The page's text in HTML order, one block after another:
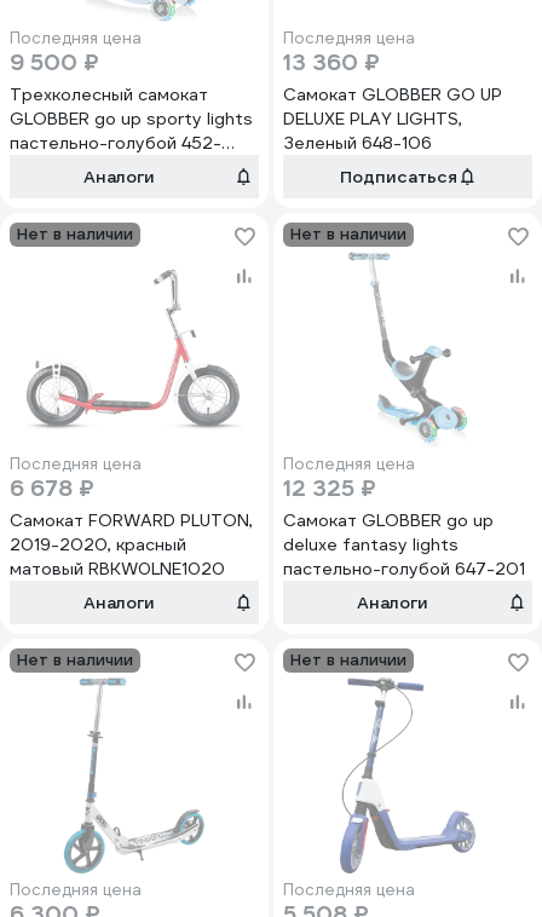
Последняя цена
9 500 ₽
Трехколесный самокат
GLOBBER go up sporty lights
пастельно-голубой 452-
Аналоги
Последняя цена
13 360 ₽
Самокат GLOBBER GO UP
DELUXE PLAY LIGHTS,
Зеленый 648-106
Подписаться
Нет в наличии
Последняя цена
6 678 ₽
Самокат FORWARD PLUTON,
2019-2020, красный
матовый RBKW0LNE1020
Аналоги
Нет в наличии
Последняя цена
12 325 ₽
Самокат GLOBBER go up
deluxe fantasy lights
пастельно-голубой 647-201
Аналоги
Нет в наличии
Последняя цена
Нет в наличии
Последняя цена